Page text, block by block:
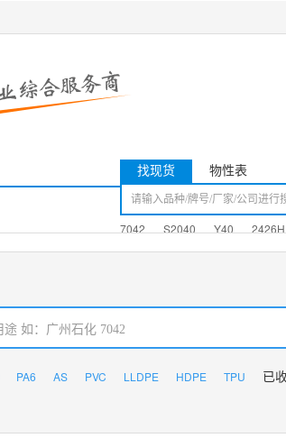
找现货 物性表
7042 S2040 Y40 2426H
PA6 AS PVC LLDPE HDPE TPU 已